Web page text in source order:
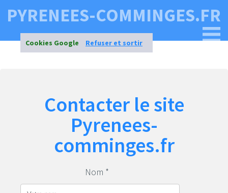
Cookies Google Refuser et sortir
PYRENEES-COMMINGES.FR
Contacter le site
Pyrenees-
comminges.fr
Nom *